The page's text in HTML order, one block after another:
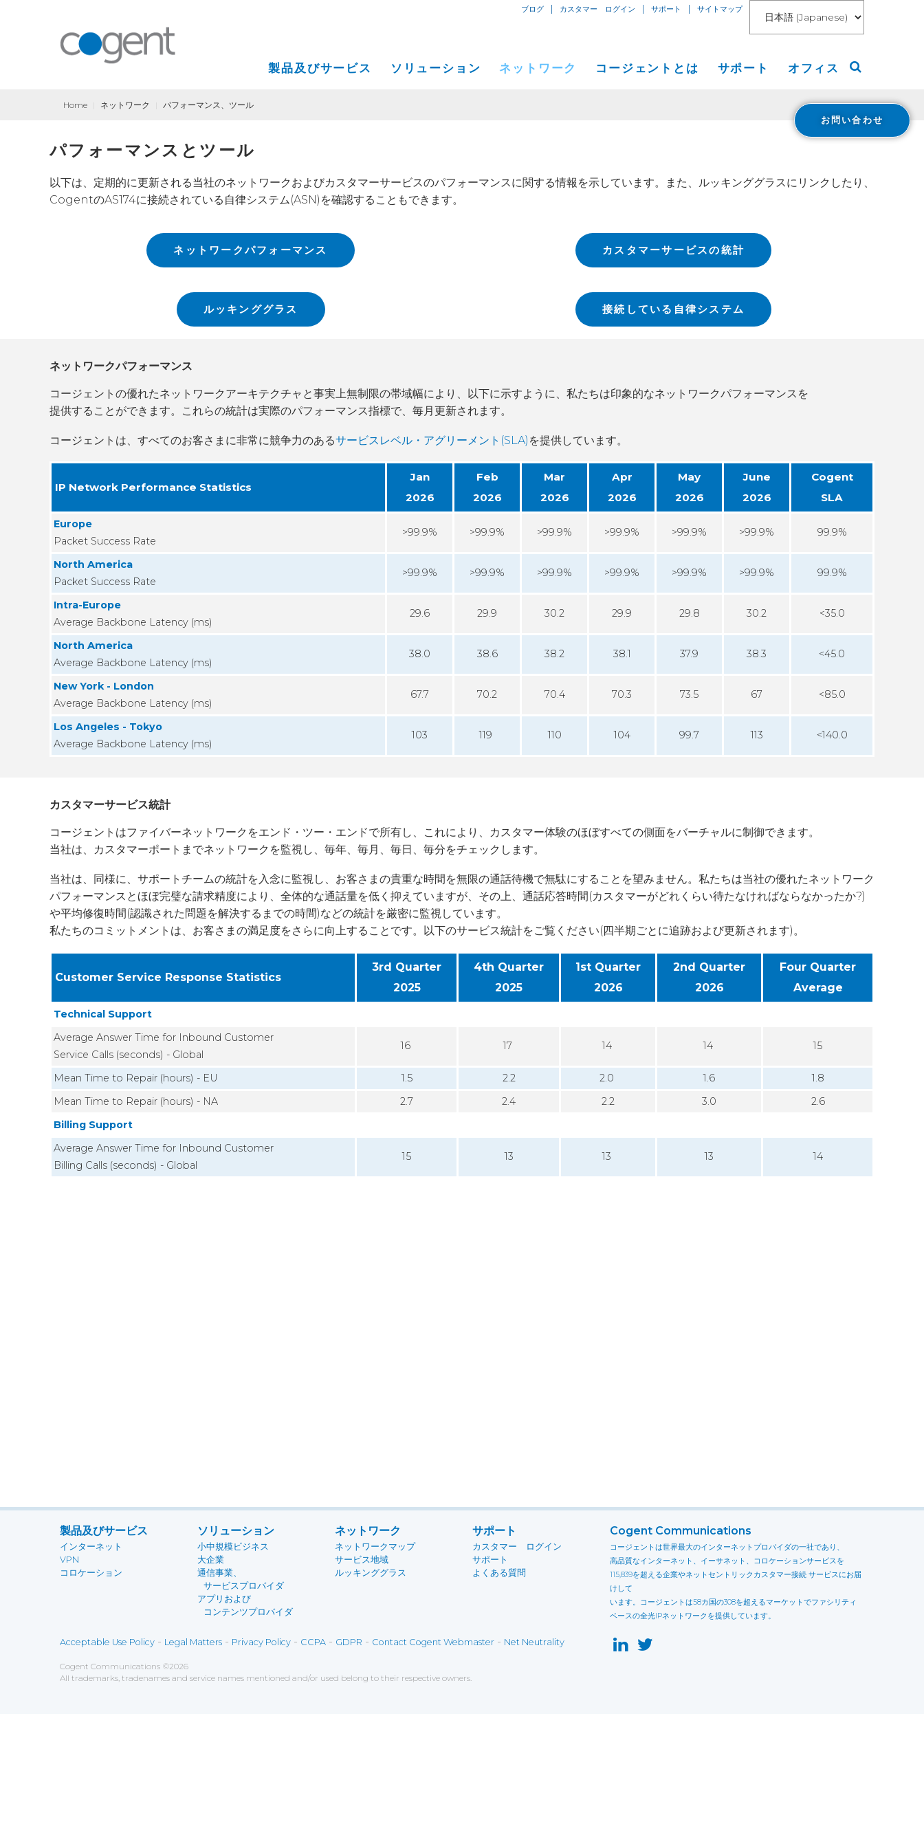
ブログ カスタマー ログイン サポート サイトマップ
製品及びサービス
Global Peer Connect
VPN(バーチャルプライベートネットワーク）
MPLS IP-VPN
コロケーション コージェントデータセンター
ソリューション
通信事業、サービスプロバイダー向けソリューション
導入事例
Cloud Connect Solutions Cloud Connect for AWS
Cloud Connect for Azure
Cloud Connect for Google Cloud
ネットワーク
パフォーマンス、ツール
コージェントデータセンター
一般通信事業者データセンター
コージェントとは
イベント
プレス報道
採用情報
IR情報 Financials
Governance
企業責任 Our People
サポート オフィス
アメリカ大陸
アジア
Home ネットワーク パフォーマンス、ツール
パフォーマンスとツール
以下は、定期的に更新される当社のネットワークおよびカスタマーサービスのパフォーマンスに関する情報を示しています。また、ルッキンググラスにリンクしたり、
CogentのAS174に接続されている自律システム(ASN)を確認することもできます。
ネットワークパフォーマンス カスタマーサービスの統計
ルッキンググラス 接続している自律システム
ネットワークパフォーマンス
コージェントの優れたネットワークアーキテクチャと事実上無制限の帯域幅により、以下に示すように、私たちは印象的なネットワークパフォーマンスを
提供することができます。これらの統計は実際のパフォーマンス指標で、毎月更新されます。
コージェントは、すべてのお客さまに非常に競争力のあるサービスレベル・アグリーメント(SLA) を提供しています。
IP Network Performance Statistics
Jan
2026
Feb
2026
Mar
2026
Apr
2026
May
2026
June
2026
Cogent
SLA
Europe
Packet Success Rate
>99.9% >99.9% >99.9% >99.9% >99.9% >99.9% 99.9%
North America
Packet Success Rate
>99.9% >99.9% >99.9% >99.9% >99.9% >99.9% 99.9%
Intra-Europe
Average Backbone Latency (ms)
29.6 29.9 30.2 29.9 29.8 30.2 <35.0
North America
Average Backbone Latency (ms)
38.0 38.6 38.2 38.1 37.9 38.3 <45.0
New York - London
Average Backbone Latency (ms)
67.7 70.2 70.4 70.3 73.5 67 <85.0
Los Angeles - Tokyo
Average Backbone Latency (ms)
103 119 110 104 99.7 113 <140.0
カスタマーサービス統計
コージェントはファイバーネットワークをエンド・ツー・エンドで所有し、これにより、カスタマー体験のほぼすべての側面をバーチャルに制御できます。
当社は、カスタマーポートまでネットワークを監視し、毎年、毎月、毎日、毎分をチェックします。
当社は、同様に、サポートチームの統計を入念に監視し、お客さまの貴重な時間を無限の通話待機で無駄にすることを望みません。私たちは当社の優れたネットワーク
パフォーマンスとほぼ完璧な請求精度により、全体的な通話量を低く抑えていますが、その上、通話応答時間(カスタマーがどれくらい待たなければならなかったか?)
や平均修復時間(認識された問題を解決するまでの時間)などの統計を厳密に監視しています。
私たちのコミットメントは、お客さまの満足度をさらに向上することです。以下のサービス統計をご覧ください(四半期ごとに追跡および更新されます)。
Customer Service Response Statistics
3rd Quarter
2025
4th Quarter
2025
1st Quarter
2026
2nd Quarter
2026
Four Quarter
Average
Technical Support
Average Answer Time for Inbound Customer
Service Calls (seconds) - Global
16 17 14 14 15
Mean Time to Repair (hours) - EU 1.5 2.2 2.0 1.6
1.8
Mean Time to Repair (hours) - NA
2.7 2.4 2.2 3.0
2.6
Billing Support
Average Answer Time for Inbound Customer
Billing Calls (seconds) - Global
15 13 13 13 14
製品及びサービス
インターネット
VPN
コロケーション
ソリューション
小中規模ビジネス
大企業
通信事業、
サービスプロバイダ
アプリおよび
コンテンツプロバイダ
ネットワーク
ネットワークマップ
サービス地域
ルッキンググラス
サポート
カスタマー ログイン
サポート
よくある質問
Cogent Communications
コージェントは世界最大のインターネットプロバイダの一社であり、
高品質なインターネット、イーサネット、コロケーションサービスを
115,839を超える企業やネットセントリックカスタマー接続 サービスにお届
けして
います。コージェントは58カ国の308を超えるマーケットでファシリティ
ベースの全光IPネットワークを提供しています。
お問い合わせ
Acceptable Use Policy - Legal Matters - Privacy Policy - CCPA - GDPR - Contact Cogent Webmaster - Net Neutrality
Cogent Communications ©2026
All trademarks, tradenames and service names mentioned and/or used belong to their respective owners.